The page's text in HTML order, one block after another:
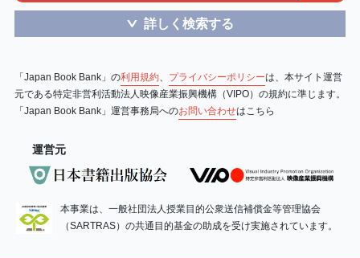
＞ 詳しく検索する
「Japan Book Bank」の利用規約、 プライバシーポリシーは、本サイト運営
元である特定非営利活動法人映像産業振興機構（VIPO）の規約に準じます。
「Japan Book Bank」運営事務局へのお問い合わせはこちら
運営元
本事業は、一般社団法人授業目的公衆送信補償金等管理協会
（SARTRAS）の共通目的基金の助成を受け実施されています。